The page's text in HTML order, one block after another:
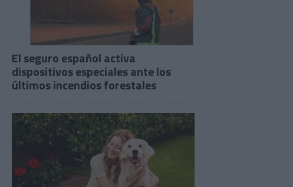
El seguro español activa
dispositivos especiales ante los
últimos incendios forestales